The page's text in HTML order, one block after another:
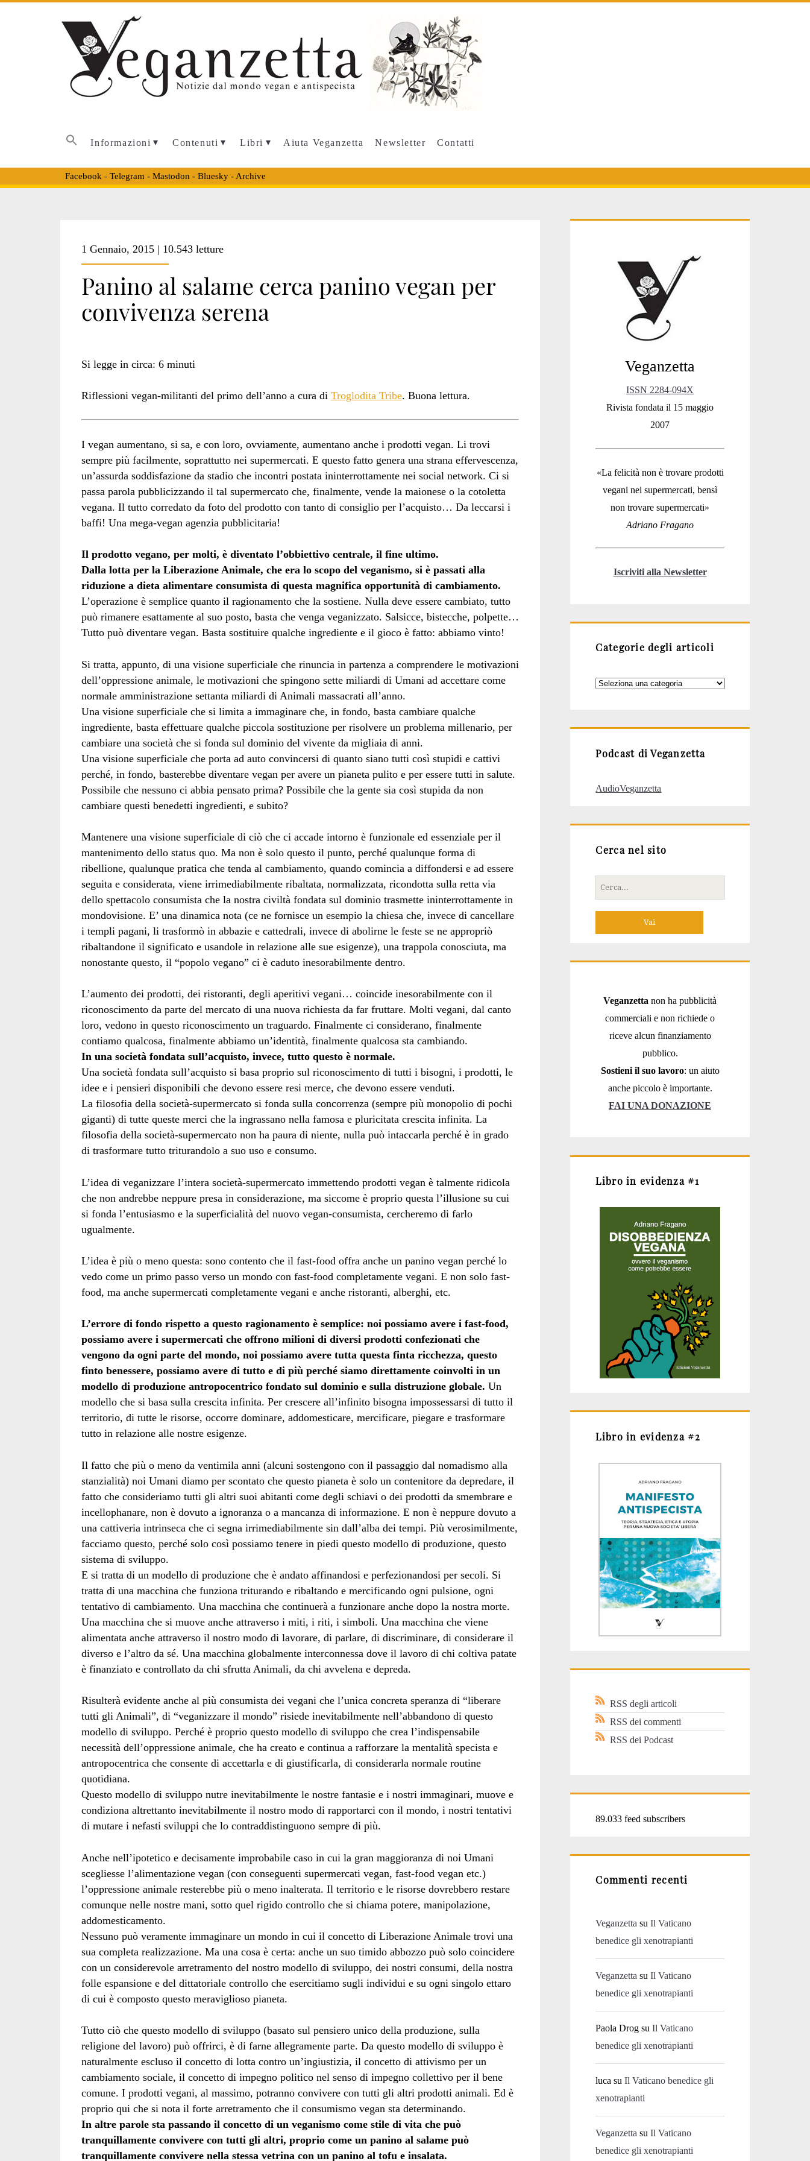
Informazioni Contenuti Libri Aiuta Veganzetta Newsletter Contatti
Facebook - Telegram - Mastodon - Bluesky- Archive
1 Gennaio, 2015 | 10.543 letture
Panino al salame cerca panino vegan per
convivenza serena
Si legge in circa: 6 minuti
Riflessioni vegan-militanti del primo dell’anno a cura di Troglodita Tribe. Buona lettura.
I vegan aumentano, si sa, e con loro, ovviamente, aumentano anche i prodotti vegan. Li trovi
sempre più facilmente, soprattutto nei supermercati. E questo fatto genera una strana effervescenza,
un’assurda soddisfazione da stadio che incontri postata ininterrottamente nei social network. Ci si
passa parola pubblicizzando il tal supermercato che, finalmente, vende la maionese o la cotoletta
vegana. Il tutto corredato da foto del prodotto con tanto di consiglio per l’acquisto… Da leccarsi i
baffi! Una mega-vegan agenzia pubblicitaria!
Il prodotto vegano, per molti, è diventato l’obbiettivo centrale, il fine ultimo.
Dalla lotta per la Liberazione Animale, che era lo scopo del veganismo, si è passati alla
riduzione a dieta alimentare consumista di questa magnifica opportunità di cambiamento.
L’operazione è semplice quanto il ragionamento che la sostiene. Nulla deve essere cambiato, tutto
può rimanere esattamente al suo posto, basta che venga veganizzato. Salsicce, bistecche, polpette…
Tutto può diventare vegan. Basta sostituire qualche ingrediente e il gioco è fatto: abbiamo vinto!
Si tratta, appunto, di una visione superficiale che rinuncia in partenza a comprendere le motivazioni
dell’oppressione animale, le motivazioni che spingono sette miliardi di Umani ad accettare come
normale amministrazione settanta miliardi di Animali massacrati all’anno.
Una visione superficiale che si limita a immaginare che, in fondo, basta cambiare qualche
ingrediente, basta effettuare qualche piccola sostituzione per risolvere un problema millenario, per
cambiare una società che si fonda sul dominio del vivente da migliaia di anni.
Una visione superficiale che porta ad auto convincersi di quanto siano tutti così stupidi e cattivi
perché, in fondo, basterebbe diventare vegan per avere un pianeta pulito e per essere tutti in salute.
Possibile che nessuno ci abbia pensato prima? Possibile che la gente sia così stupida da non
cambiare questi benedetti ingredienti, e subito?
Mantenere una visione superficiale di ciò che ci accade intorno è funzionale ed essenziale per il
mantenimento dello status quo. Ma non è solo questo il punto, perché qualunque forma di
ribellione, qualunque pratica che tenda al cambiamento, quando comincia a diffondersi e ad essere
seguita e considerata, viene irrimediabilmente ribaltata, normalizzata, ricondotta sulla retta via
dello spettacolo consumista che la nostra civiltà fondata sul dominio trasmette ininterrottamente in
mondovisione. E’ una dinamica nota (ce ne fornisce un esempio la chiesa che, invece di cancellare
i templi pagani, li trasformò in abbazie e cattedrali, invece di abolirne le feste se ne appropriò
ribaltandone il significato e usandole in relazione alle sue esigenze), una trappola conosciuta, ma
nonostante questo, il “popolo vegano” ci è caduto inesorabilmente dentro.
L’aumento dei prodotti, dei ristoranti, degli aperitivi vegani… coincide inesorabilmente con il
riconoscimento da parte del mercato di una nuova richiesta da far fruttare. Molti vegani, dal canto
loro, vedono in questo riconoscimento un traguardo. Finalmente ci considerano, finalmente
contiamo qualcosa, finalmente abbiamo un’identità, finalmente qualcosa sta cambiando.
In una società fondata sull’acquisto, invece, tutto questo è normale.
Una società fondata sull’acquisto si basa proprio sul riconoscimento di tutti i bisogni, i prodotti, le
idee e i pensieri disponibili che devono essere resi merce, che devono essere venduti.
La filosofia della società-supermercato si fonda sulla concorrenza (sempre più monopolio di pochi
giganti) di tutte queste merci che la ingrassano nella famosa e pluricitata crescita infinita. La
filosofia della società-supermercato non ha paura di niente, nulla può intaccarla perché è in grado
di trasformare tutto triturandolo a suo uso e consumo.
L’idea di veganizzare l’intera società-supermercato immettendo prodotti vegan è talmente ridicola
che non andrebbe neppure presa in considerazione, ma siccome è proprio questa l’illusione su cui
si fonda l’entusiasmo e la superficialità del nuovo vegan-consumista, cercheremo di farlo
ugualmente.
L’idea è più o meno questa: sono contento che il fast-food offra anche un panino vegan perché lo
vedo come un primo passo verso un mondo con fast-food completamente vegani. E non solo fast-
food, ma anche supermercati completamente vegani e anche ristoranti, alberghi, etc.
L’errore di fondo rispetto a questo ragionamento è semplice: noi possiamo avere i fast-food,
possiamo avere i supermercati che offrono milioni di diversi prodotti confezionati che
vengono da ogni parte del mondo, noi possiamo avere tutta questa finta ricchezza, questo
finto benessere, possiamo avere di tutto e di più perché siamo direttamente coinvolti in un
modello di produzione antropocentrico fondato sul dominio e sulla distruzione globale. Un
modello che si basa sulla crescita infinita. Per crescere all’infinito bisogna impossessarsi di tutto il
territorio, di tutte le risorse, occorre dominare, addomesticare, mercificare, piegare e trasformare
tutto in relazione alle nostre esigenze.
Il fatto che più o meno da ventimila anni (alcuni sostengono con il passaggio dal nomadismo alla
stanzialità) noi Umani diamo per scontato che questo pianeta è solo un contenitore da depredare, il
fatto che consideriamo tutti gli altri suoi abitanti come degli schiavi o dei prodotti da smembrare e
incellophanare, non è dovuto a ignoranza o a mancanza di informazione. E non è neppure dovuto a
una cattiveria intrinseca che ci segna irrimediabilmente sin dall’alba dei tempi. Più verosimilmente,
facciamo questo, perché solo così possiamo tenere in piedi questo modello di produzione, questo
sistema di sviluppo.
E si tratta di un modello di produzione che è andato affinandosi e perfezionandosi per secoli. Si
tratta di una macchina che funziona triturando e ribaltando e mercificando ogni pulsione, ogni
tentativo di cambiamento. Una macchina che continuerà a funzionare anche dopo la nostra morte.
Una macchina che si muove anche attraverso i miti, i riti, i simboli. Una macchina che viene
alimentata anche attraverso il nostro modo di lavorare, di parlare, di discriminare, di considerare il
diverso e l’altro da sé. Una macchina globalmente interconnessa dove il lavoro di chi coltiva patate
è finanziato e controllato da chi sfrutta Animali, da chi avvelena e depreda.
Risulterà evidente anche al più consumista dei vegani che l’unica concreta speranza di “liberare
tutti gli Animali”, di “veganizzare il mondo” risiede inevitabilmente nell’abbandono di questo
modello di sviluppo. Perché è proprio questo modello di sviluppo che crea l’indispensabile
necessità dell’oppressione animale, che ha creato e continua a rafforzare la mentalità specista e
antropocentrica che consente di accettarla e di giustificarla, di considerarla normale routine
quotidiana.
Questo modello di sviluppo nutre inevitabilmente le nostre fantasie e i nostri immaginari, muove e
condiziona altrettanto inevitabilmente il nostro modo di rapportarci con il mondo, i nostri tentativi
di mutare i nefasti sviluppi che lo contraddistinguono sempre di più.
Anche nell’ipotetico e decisamente improbabile caso in cui la gran maggioranza di noi Umani
scegliesse l’alimentazione vegan (con conseguenti supermercati vegan, fast-food vegan etc.)
l’oppressione animale resterebbe più o meno inalterata. Il territorio e le risorse dovrebbero restare
comunque nelle nostre mani, sotto quel rigido controllo che si chiama potere, manipolazione,
addomesticamento.
Nessuno può veramente immaginare un mondo in cui il concetto di Liberazione Animale trovi una
sua completa realizzazione. Ma una cosa è certa: anche un suo timido abbozzo può solo coincidere
con un considerevole arretramento del nostro modello di sviluppo, dei nostri consumi, della nostra
folle espansione e del dittatoriale controllo che esercitiamo sugli individui e su ogni singolo ettaro
di cui è composto questo meraviglioso pianeta.
Tutto ciò che questo modello di sviluppo (basato sul pensiero unico della produzione, sulla
religione del lavoro) può offrirci, è di farne allegramente parte. Da questo modello di sviluppo è
naturalmente escluso il concetto di lotta contro un’ingiustizia, il concetto di attivismo per un
cambiamento sociale, il concetto di impegno politico nel senso di impegno collettivo per il bene
comune. I prodotti vegani, al massimo, potranno convivere con tutti gli altri prodotti animali. Ed è
proprio qui che si nota il forte arretramento che il consumismo vegan sta determinando.
In altre parole sta passando il concetto di un veganismo come stile di vita che può
tranquillamente convivere con tutti gli altri, proprio come un panino al salame può
tranquillamente convivere nella stessa vetrina con un panino al tofu e insalata.
Sidebar
Veganzetta
ISSN 2284-094X
Rivista fondata il 15 maggio
2007
«La felicità non è trovare prodotti
vegani nei supermercati, bensì
non trovare supermercati»
Adriano Fragano
Iscriviti alla Newsletter
Categorie degli articoli
Categorie
Podcast di Veganzetta
AudioVeganzetta
Cerca nel sito
Cerca
per:
Veganzetta non ha pubblicità
commerciali e non richiede o
riceve alcun finanziamento
pubblico.
Sostieni il suo lavoro: un aiuto
anche piccolo è importante.
FAI UNA DONAZIONE
Libro in evidenza #1
Libro in evidenza #2
RSS degli articoli
RSS dei commenti
RSS dei Podcast
89.033 feed subscribers
Commenti recenti
Veganzetta suIl Vaticano
benedice gli xenotrapianti
Veganzetta suIl Vaticano
benedice gli xenotrapianti
Paola Drog suIl Vaticano
benedice gli xenotrapianti
luca suIl Vaticano benedice gli
xenotrapianti
Veganzetta suIl Vaticano
benedice gli xenotrapianti